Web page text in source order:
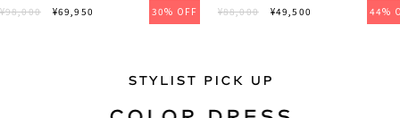
¥98,000 ¥69,950 30% OFF ¥88,000 ¥49,500 44%